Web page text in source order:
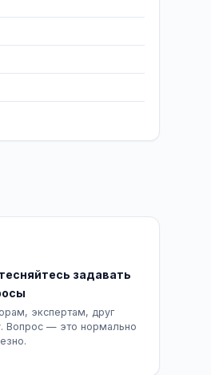
задавать
экспертам, друг
Вопрос — это нормально